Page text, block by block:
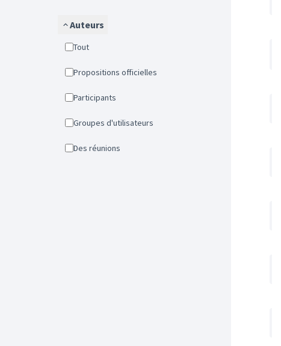
Auteurs
Tout
Propositions officielles
Participants
Groupes d'utilisateurs
Des réunions